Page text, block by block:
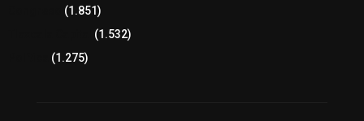
(1.851)
(1.532)
(1.275)